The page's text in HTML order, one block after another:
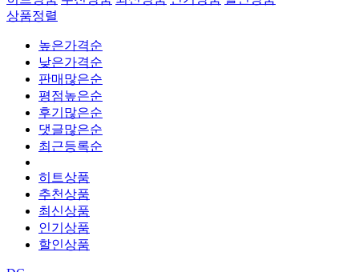
상품정렬
높은가격순
낮은가격순
판매많은순
평점높은순
후기많은순
댓글많은순
최근등록순
히트상품
추천상품
최신상품
인기상품
할인상품